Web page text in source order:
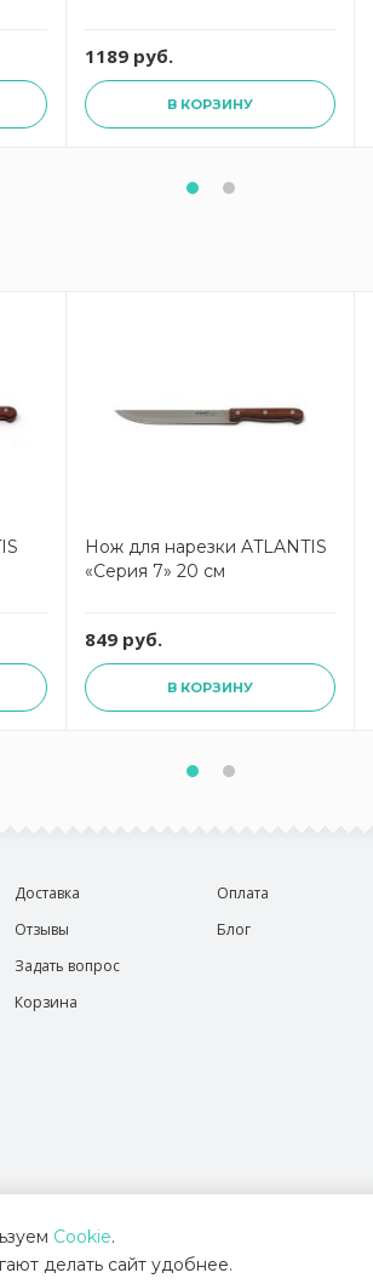
1189 руб.
В КОРЗИНУ
Нож для нарезки ATLANTIS
«Серия 7» 20 см
849 руб.
В КОРЗИНУ
Доставка
Отзывы
Задать вопрос
Корзина
Оплата
Блог
Cookie.
делать сайт удобнее.